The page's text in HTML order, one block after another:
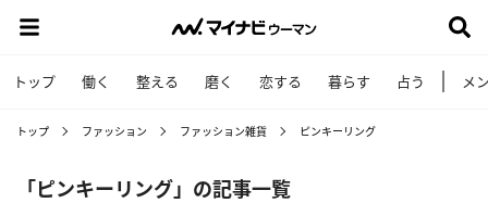
トップ 働く 整える 磨く 恋する 暮らす 占う メ
トップ ファッション ファッション雑貨 ピンキーリング
「ピンキーリング」の記事一覧